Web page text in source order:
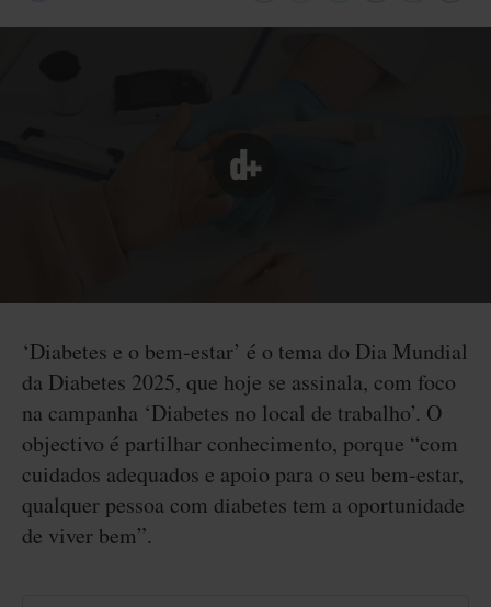
‘Diabetes e o bem-estar’ é o tema do Dia Mundial
da Diabetes 2025, que hoje se assinala, com foco
na campanha ‘Diabetes no local de trabalho’. O
objectivo é partilhar conhecimento, porque “com
cuidados adequados e apoio para o seu bem-estar,
qualquer pessoa com diabetes tem a oportunidade
de viver bem”.